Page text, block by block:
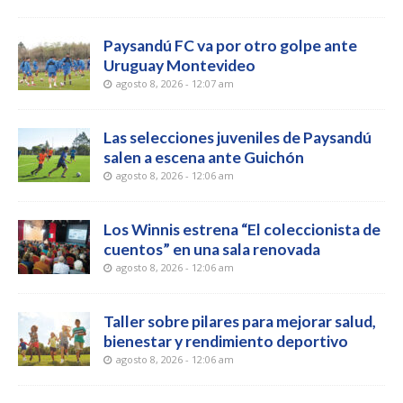
Paysandú FC va por otro golpe ante
Uruguay Montevideo
agosto 8, 2026 - 12:07 am
Las selecciones juveniles de Paysandú
salen a escena ante Guichón
agosto 8, 2026 - 12:06 am
Los Winnis estrena “El coleccionista de
cuentos” en una sala renovada
agosto 8, 2026 - 12:06 am
Taller sobre pilares para mejorar salud,
bienestar y rendimiento deportivo
agosto 8, 2026 - 12:06 am